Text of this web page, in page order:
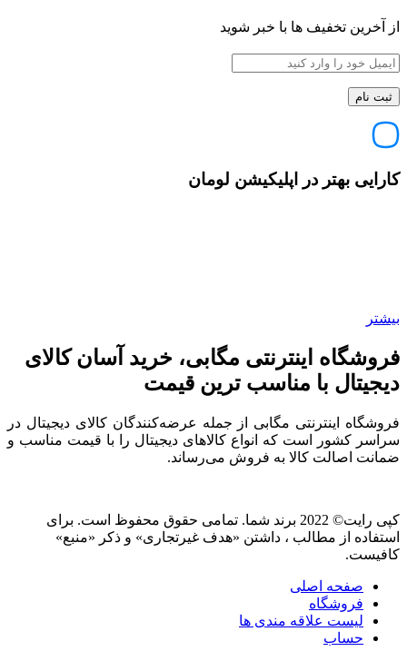
از آخرین تخفیف ها با خبر شوید
کارایی بهتر در اپلیکیشن لومان
بیشتر
فروشگاه اینترنتی مگابی، خرید آسان کالای
دیجیتال با مناسب ترین قیمت
فروشگاه اینترنتی مگابی از جمله عرضه‌کنندگان کالای دیجیتال در
سراسر کشور است که انواع کالاهای دیجیتال را با قیمت مناسب و
ضمانت اصالت کالا به فروش می‌رساند.
کپی رایت© 2022 برند شما. تمامی حقوق محفوظ است. برای
استفاده از مطالب ، داشتن «هدف غیرتجاری» و ذکر «منبع»
کافیست.
صفحه اصلی
فروشگاه
لیست علاقه مندی ها
حساب